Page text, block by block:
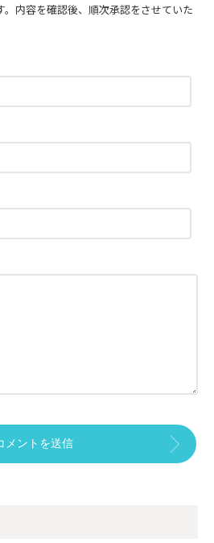
。内容を確認後、順次承認をさせていた